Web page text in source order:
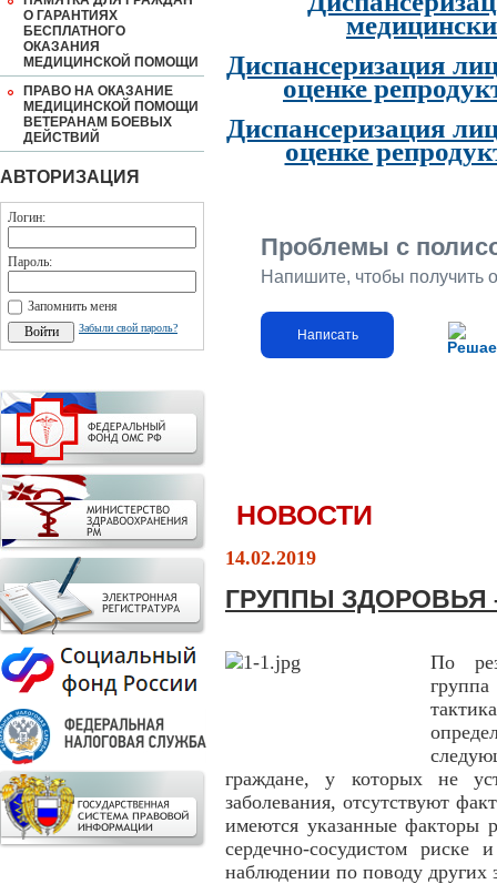
О ГАРАНТИЯХ
БЕСПЛАТНОГО
ОКАЗАНИЯ
МЕДИЦИНСКОЙ ПОМОЩИ
ПРАВО НА ОКАЗАНИЕ
МЕДИЦИНСКОЙ ПОМОЩИ
ВЕТЕРАНАМ БОЕВЫХ
ДЕЙСТВИЙ
АВТОРИЗАЦИЯ
Логин:
Пароль:
Запомнить меня
Забыли свой пароль?
Диспансеризация
оценке
Диспансеризация
оценке
Проблемы с
Напишите, чтобы получить
Написать
НОВОСТИ
14.02.2019
ГРУППЫ ЗДОРОВЬЯ
По
граждане, у которых не
заболевания, отсутствуют
имеются указанные факторы
сердечно-сосудистом
наблюдении по поводу других